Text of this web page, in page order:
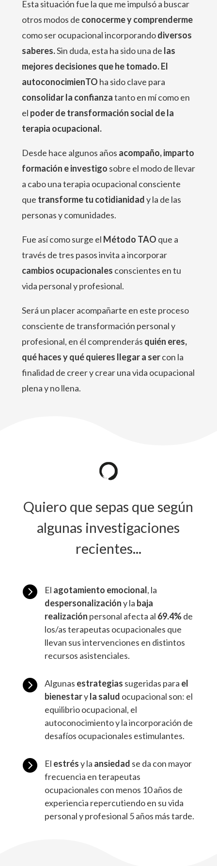
Esta situación fue la que me impulsó a buscar
otros modos de conocerme y comprenderme
como ser ocupacional incorporandodiversos
saberes.Sin duda, esta ha sido una de las
mejores decisiones que he tomado.El
autoconocimienTO ha sido clave para
consolidar la confianzatanto en mí como en
el poder de transformación social de la
terapia ocupacional.
Desde hace algunos años acompaño, imparto
formación e investigo sobre el modo de llevar
a cabo una terapia ocupacional consciente
que transforme tu cotidianidady la de las
personas y comunidades.
Fue así como surge el Método TAO que a
través de tres pasos invita a incorporar
cambios ocupacionales conscientes en tu
vida personal y profesional.
Será un placer acompañarte en este proceso
consciente de transformación personal y
profesional, en él comprenderás quién eres,
qué haces y qué quieres llegar a sercon la
finalidad de creer y crear una vida ocupacional
plena y no llena.
Quiero que sepas que según
algunas investigaciones
recientes...
 El agotamiento emocional, la
despersonalizacióny la baja
realización personal afecta al 69.4%de
los/as terapeutas ocupacionales que
llevan sus intervenciones en distintos
recursos asistenciales.
 Algunas estrategias sugeridas para el
bienestaryla salud ocupacional son: el
equilibrio ocupacional, el
autoconocimiento y la incorporación de
desafíos ocupacionales estimulantes.
 El estrésy la ansiedad se da con mayor
frecuencia en terapeutas
ocupacionales con menos 10 años de
experiencia repercutiendo en su vida
personal y profesional 5 años más tarde.